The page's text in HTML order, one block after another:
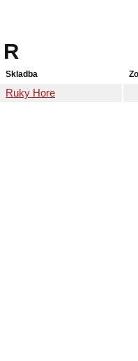
R
Skladba
Ruky Hore